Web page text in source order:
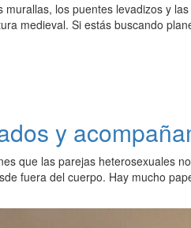
los puentes levadizos y
medieval. Si estás buscando
y
que las parejas heterosexuales
fuera del cuerpo. Hay mucho